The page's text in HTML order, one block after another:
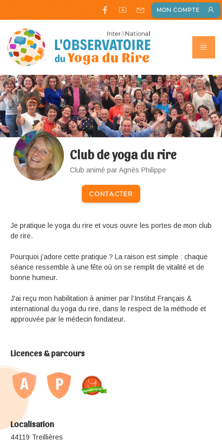
MON COMPTE
Club de yoga du rire
Club animé par Agnès Philippe
CONTACTER
Je pratique le yoga du rire et vous ouvre les portes de mon club
de rire.
Pourquoi j’adore cette pratique ? La raison est simple : chaque
séance ressemble à une fête où on se remplit de vitalité et de
bonne humeur.
J'ai reçu mon habilitation à animer par l’Institut Français &
international du yoga du rire, dans le respect de la méthode et
approuvée par le médecin fondateur.
Licences & parcours
Localisation
44119 Treillières